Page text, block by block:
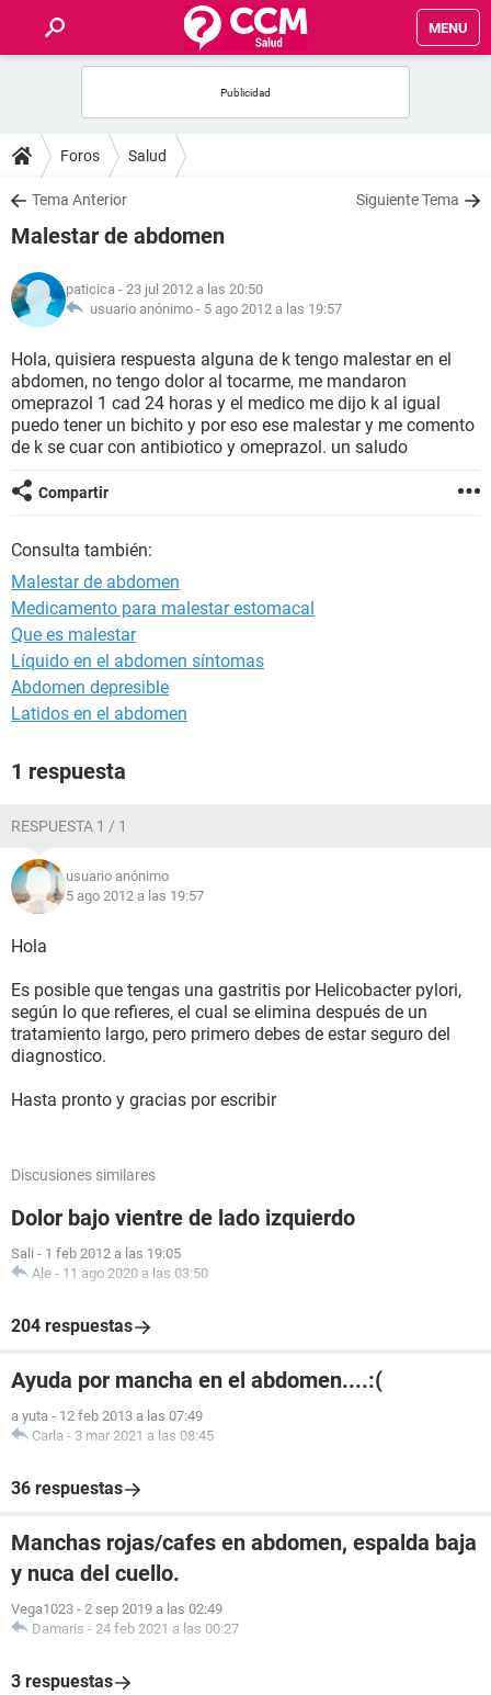
MENU
FOROS
SALUD
NUTRICIÓN
BIENESTAR
SEXUALIDAD
GLOSARIO
Foros Salud
Tema Anterior Siguiente Tema
Malestar de abdomen
paticica - 23 jul 2012 a las 20:50
usuario anónimo - 5 ago 2012 a las 19:57
Hola, quisiera respuesta alguna de k tengo malestar en el
abdomen, no tengo dolor al tocarme, me mandaron
omeprazol 1 cad 24 horas y el medico me dijo k al igual
puedo tener un bichito y por eso ese malestar y me comento
de k se cuar con antibiotico y omeprazol. un saludo
Compartir
Consulta también:
Malestar de abdomen
Medicamento para malestar estomacal
Que es malestar
Líquido en el abdomen síntomas
Abdomen depresible
Latidos en el abdomen
1 respuesta
RESPUESTA 1 / 1
usuario anónimo
5 ago 2012 a las 19:57
Hola
Es posible que tengas una gastritis por Helicobacter pylori,
según lo que refieres, el cual se elimina después de un
tratamiento largo, pero primero debes de estar seguro del
diagnostico.
Hasta pronto y gracias por escribir
Discusiones similares
Dolor bajo vientre de lado izquierdo
Sali - 1 feb 2012 a las 19:05
Ale - 11 ago 2020 a las 03:50
204 respuestas
Ayuda por mancha en el abdomen....:(
a yuta - 12 feb 2013 a las 07:49
Carla - 3 mar 2021 a las 08:45
36 respuestas
Manchas rojas/cafes en abdomen, espalda baja
y nuca del cuello.
Vega1023 - 2 sep 2019 a las 02:49
Damaris - 24 feb 2021 a las 00:27
3 respuestas